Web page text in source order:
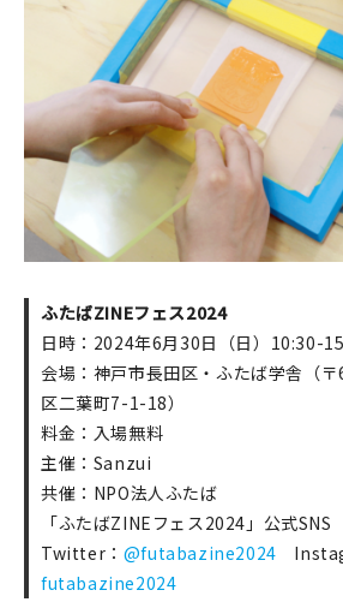
ふたばZINEフェス2024
日時：2024年6月30日（日）10:30-
会場：神戸市長田区・ふたば学舎（
区二葉町7-1-18）
料金：入場無料
主催：Sanzui
共催：NPO法人ふたば
「ふたばZINEフェス2024」公式SNS
Twitter： @futabazine2024
futabazine2024